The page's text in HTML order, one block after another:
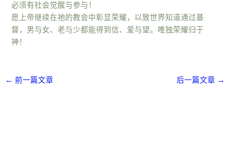
必须有社会觉醒与参与！
愿上帝继续在祂的教会中彰显荣耀，以致世界知道通过基
督，男与女、老与少都能得到信、爱与望。唯独荣耀归于
神！
← 前一篇文章 后一篇文章 →